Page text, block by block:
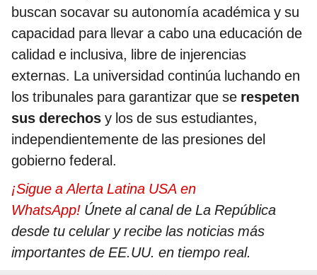
buscan socavar su autonomía académica y su
capacidad para llevar a cabo una educación de
calidad e inclusiva, libre de injerencias
externas. La universidad continúa luchando en
los tribunales para garantizar que se respeten
sus derechos y los de sus estudiantes,
independientemente de las presiones del
gobierno federal.
¡Sigue a Alerta Latina USA en
WhatsApp! Únete al canal de La República
desde tu celular y recibe las noticias más
importantes de EE.UU. en tiempo real.